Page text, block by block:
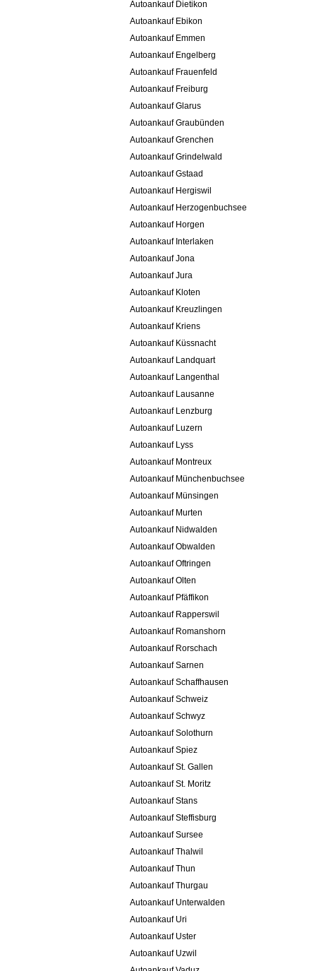
Autoankauf Dietikon
Autoankauf Ebikon
Autoankauf Emmen
Autoankauf Engelberg
Autoankauf Frauenfeld
Autoankauf Freiburg
Autoankauf Glarus
Autoankauf Graubünden
Autoankauf Grenchen
Autoankauf Grindelwald
Autoankauf Gstaad
Autoankauf Hergiswil
Autoankauf Herzogenbuchsee
Autoankauf Horgen
Autoankauf Interlaken
Autoankauf Jona
Autoankauf Jura
Autoankauf Kloten
Autoankauf Kreuzlingen
Autoankauf Kriens
Autoankauf Küssnacht
Autoankauf Landquart
Autoankauf Langenthal
Autoankauf Lausanne
Autoankauf Lenzburg
Autoankauf Luzern
Autoankauf Lyss
Autoankauf Montreux
Autoankauf Münchenbuchsee
Autoankauf Münsingen
Autoankauf Murten
Autoankauf Nidwalden
Autoankauf Obwalden
Autoankauf Oftringen
Autoankauf Olten
Autoankauf Pfäffikon
Autoankauf Rapperswil
Autoankauf Romanshorn
Autoankauf Rorschach
Autoankauf Sarnen
Autoankauf Schaffhausen
Autoankauf Schweiz
Autoankauf Schwyz
Autoankauf Solothurn
Autoankauf Spiez
Autoankauf St. Gallen
Autoankauf St. Moritz
Autoankauf Stans
Autoankauf Steffisburg
Autoankauf Sursee
Autoankauf Thalwil
Autoankauf Thun
Autoankauf Thurgau
Autoankauf Unterwalden
Autoankauf Uri
Autoankauf Uster
Autoankauf Uzwil